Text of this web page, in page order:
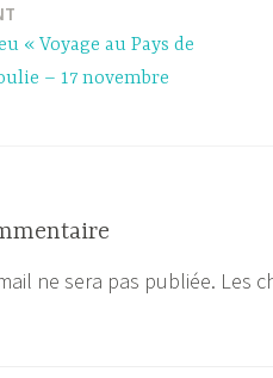
« Voyage au Pays de
– 17 novembre
ne sera pas publiée. Les